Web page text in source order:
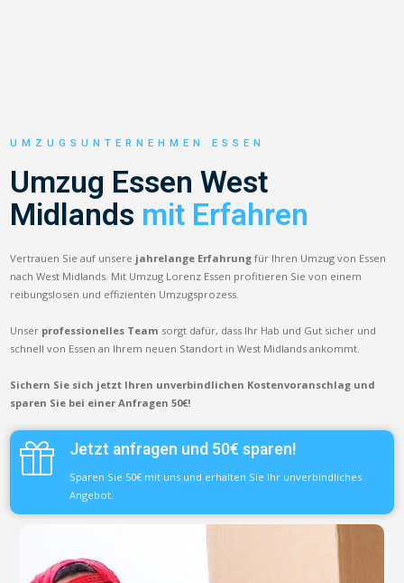
UMZUGSUNTERNEHMEN ESSEN
Umzug Essen West
Midlands mit Erfahren
Vertrauen Sie auf unsere jahrelange Erfahrung für Ihren Umzug von Essen
nach West Midlands. Mit Umzug Lorenz Essen profitieren Sie von einem
reibungslosen und effizienten Umzugsprozess.
Unser professionelles Team sorgt dafür, dass Ihr Hab und Gut sicher und
schnell von Essen an Ihrem neuen Standort in West Midlands ankommt.
Sichern Sie sich jetzt Ihren unverbindlichen Kostenvoranschlag und
sparen Sie bei einer Anfragen 50€!
Jetzt anfragen und 50€ sparen!
Sparen Sie 50€ mit uns und erhalten Sie Ihr unverbindliches
Angebot.